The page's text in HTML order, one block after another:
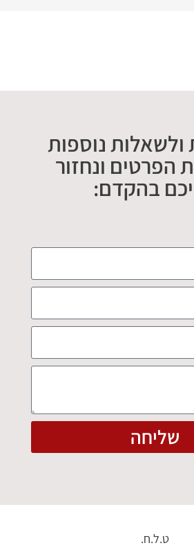
ולשאלות נוספות
הפרטים ונחזור
בהקדם:
שליחה
ט.ל.ח.